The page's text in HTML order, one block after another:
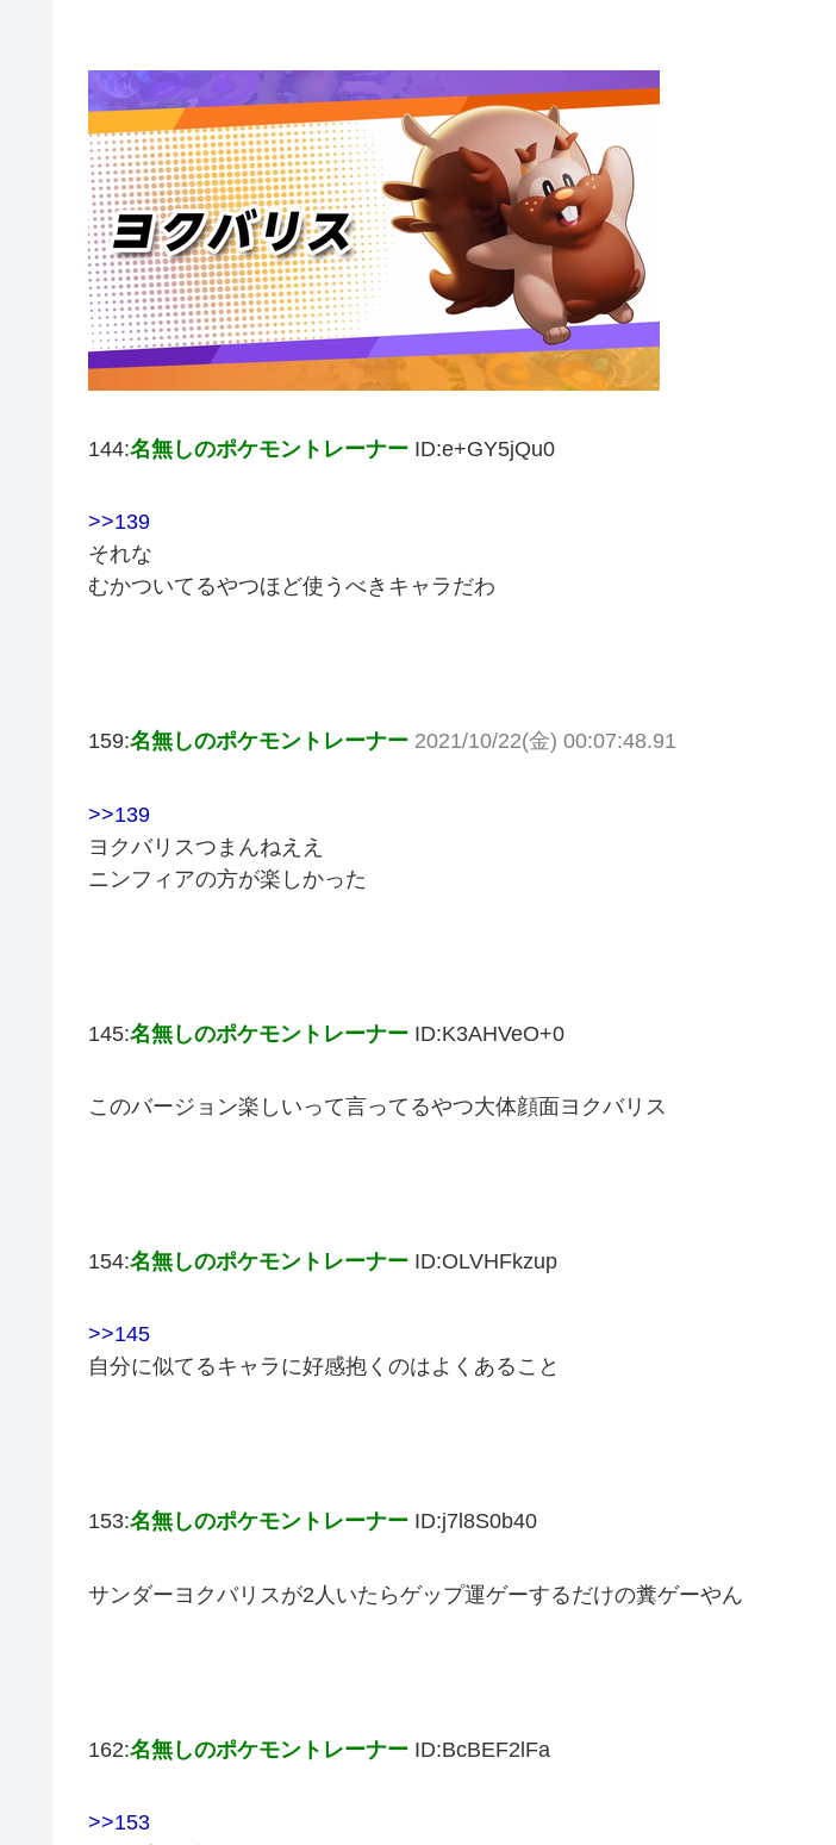
144:名無しのポケモントレーナー ID:e+GY5jQu0
>>139
それな
むかついてるやつほど使うべきキャラだわ
159:名無しのポケモントレーナー 2021/10/22(金) 00:07:48.91
>>139
ヨクバリスつまんねええ
ニンフィアの方が楽しかった
145:名無しのポケモントレーナー ID:K3AHVeO+0
このバージョン楽しいって言ってるやつ大体顔面ヨクバリス
154:名無しのポケモントレーナー ID:OLVHFkzup
>>145
自分に似てるキャラに好感抱くのはよくあること
153:名無しのポケモントレーナー ID:j7l8S0b40
サンダーヨクバリスが2人いたらゲップ運ゲーするだけの糞ゲーやん
162:名無しのポケモントレーナー ID:BcBEF2lFa
>>153